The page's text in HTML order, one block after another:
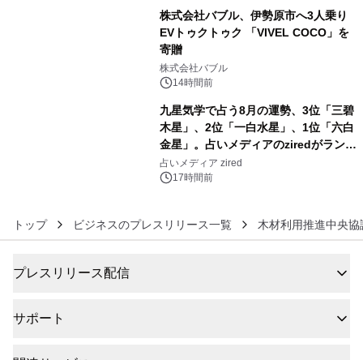
株式会社バブル、伊勢原市へ3人乗り
EVトゥクトゥク 「VIVEL COCO」を
寄贈
株式会社バブル
14時間前
九星気学で占う8月の運勢、3位「三碧
木星」、2位「一白水星」、1位「六白
金星」。占いメディアのziredがランキ
ングを発表
占いメディア zired
17時間前
トップ ビジネスのプレスリリース一覧 木材利用推進中央協
プレスリリース配信
サポート